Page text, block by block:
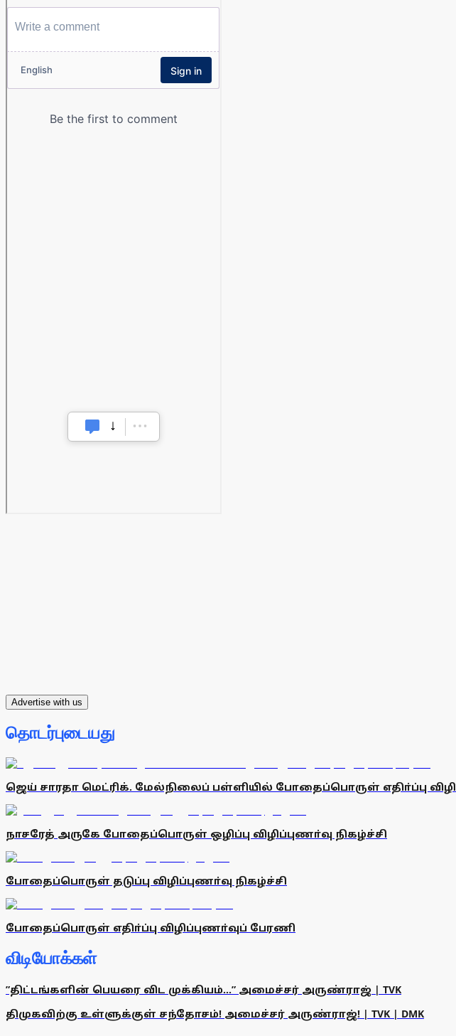
Advertise with us
தொடர்புடையது
ஜெய் சாரதா மெட்ரிக். மேல்நிலைப் பள்ளியில் போதைப்பொருள் எதிா்ப்பு
நாசரேத் அருகே போதைப்பொருள் ஒழிப்பு விழிப்புணா்வு நிகழ்ச்சி
போதைப்பொருள் தடுப்பு விழிப்புணா்வு நிகழ்ச்சி
போதைப்பொருள் எதிா்ப்பு விழிப்புணா்வுப் பேரணி
விடியோக்கள்
”திட்டங்களின் பெயரை விட முக்கியம்...” அமைச்சர் அருண்ராஜ் | TVK
திமுகவிற்கு உள்ளுக்குள் சந்தோசம்! அமைச்சர் அருண்ராஜ்! | TVK | DMK